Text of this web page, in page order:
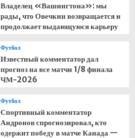
Владелец «Вашингтона»: мы
рады, что Овечкин возвращается и
продолжает выдающуюся карьеру
Футбол
Известный комментатор дал
прогноз на все матчи 1/8 финала
ЧМ-2026
Футбол
Спортивный комментатор
Андронов спрогнозировал, кто
одержит победу в матче Канада —